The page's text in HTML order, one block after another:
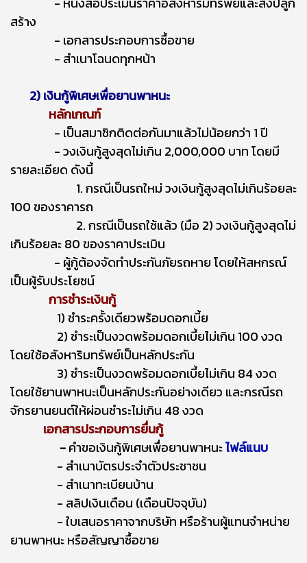
สร้าง
- เอกสารประกอบการซื้อขาย
- สำเนาโฉนดทุกหน้า
2) เงินกู้พิเศษเพื่อยานพาหนะ
หลักเกณฑ์
- เป็นสมาชิกติดต่อกันมาแล้วไม่น้อยกว่า 1 ปี
- วงเงินกู้สูงสุดไม่เกิน 2,000,000 บาท โดยมี
รายละเอียด ดังนี้
1. กรณีเป็นรถใหม่ วงเงินกู้สูงสุดไม่เกินร้อยละ
100 ของราคารถ
2. กรณีเป็นรถใช้แล้ว (มือ 2) วงเงินกู้สูงสุดไม่
เกินร้อยละ 80 ของราคาประเมิน
- ผู้กู้ต้องจัดทำประกันภัยรถหาย โดยให้สหกรณ์
เป็นผู้รับประโยชน์
การชำระเงินกู้
1) ชำระครั้งเดียวพร้อมดอกเบี้ย
2) ชำระเป็นงวดพร้อมดอกเบี้ยไม่เกิน 100 งวด
โดยใช้อสังหาริมทรัพย์เป็นหลักประกัน
3) ชำระเป็นงวดพร้อมดอกเบี้ยไม่เกิน 84 งวด
โดยใช้ยานพาหนะเป็นหลักประกันอย่างเดียว และกรณีรถ
จักรยานยนต์ให้ผ่อนชำระไม่เกิน 48 งวด
เอกสารประกอบการยื่นกู้
-คำขอเงินกู้พิเศษเพื่อยานพาหนะไฟล์แนบ
- สำเนาบัตรประจำตัวประชาชน
- สำเนาทะเบียนบ้าน
- สลิปเงินเดือน (เดือนปัจจุบัน)
- ใบเสนอราคาจากบริษัท หรือร้านผู้แทนจำหน่าย
ยานพาหนะ หรือสัญญาซื้อขาย